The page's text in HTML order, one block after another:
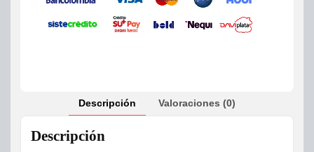
Descripción Valoraciones (0)
Descripción